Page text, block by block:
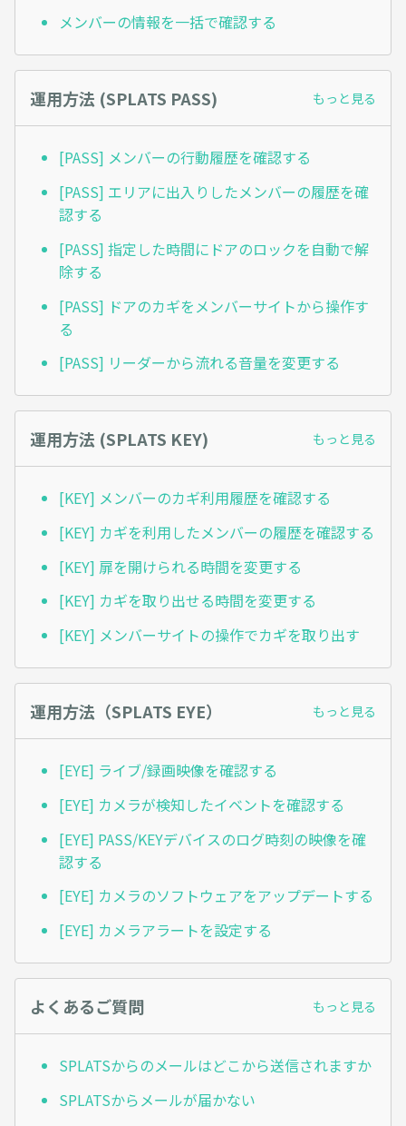
メンバーの情報を一括で確認する
運用方法 (SPLATS PASS) もっと見る
[PASS] メンバーの行動履歴を確認する
[PASS] エリアに出入りしたメンバーの履歴を確
認する
[PASS] 指定した時間にドアのロックを自動で解
除する
[PASS] ドアのカギをメンバーサイトから操作す
る
[PASS] リーダーから流れる音量を変更する
運用方法 (SPLATS KEY) もっと見る
[KEY] メンバーのカギ利用履歴を確認する
[KEY] カギを利用したメンバーの履歴を確認する
[KEY] 扉を開けられる時間を変更する
[KEY] カギを取り出せる時間を変更する
[KEY] メンバーサイトの操作でカギを取り出す
運用方法（SPLATS EYE） もっと見る
[EYE] ライブ/録画映像を確認する
[EYE] カメラが検知したイベントを確認する
[EYE] PASS/KEYデバイスのログ時刻の映像を確
認する
[EYE] カメラのソフトウェアをアップデートする
[EYE] カメラアラートを設定する
よくあるご質問 もっと見る
SPLATSからのメールはどこから送信されますか
SPLATSからメールが届かない